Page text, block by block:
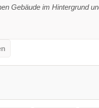
Gebäude im Hintergrund